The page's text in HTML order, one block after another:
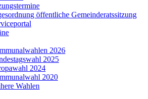
öffentliche Gemeinderatssitzung
2026
2025
2024
2020
Wahlen